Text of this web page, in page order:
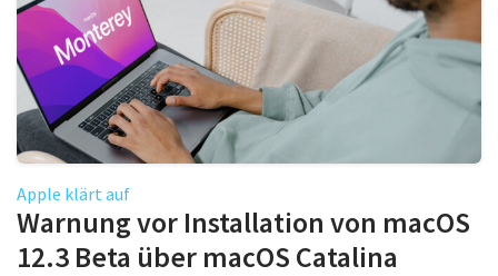
Apple klärt auf
Warnung vor Installation von macOS
12.3 Beta über macOS Catalina